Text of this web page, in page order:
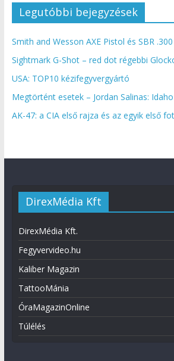
Legutóbbi bejegyzések
Smith and Wesson AXE Pistol és SBR
Sightmark G-Shot – red dot régebbi
USA: TOP10 kézifegyvergyártó
Megtörtént esetek – Jordan Salinas:
AK-47: a CIA első rajza és az egyik első
DirexMédia Kft
DirexMédia Kft.
Fegyvervideo.hu
Kaliber Magazin
TattooMánia
ÓraMagazinOnline
Túlélés